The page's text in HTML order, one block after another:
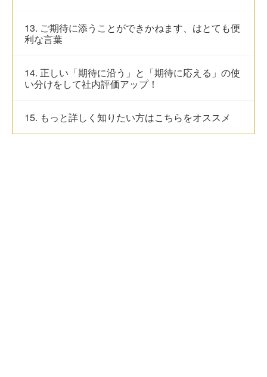
13. ご期待に添うことができかねます、はとても便
利な言葉
14. 正しい「期待に沿う」と「期待に応える」の使
い分けをして社内評価アップ！
15. もっと詳しく知りたい方はこちらをオススメ